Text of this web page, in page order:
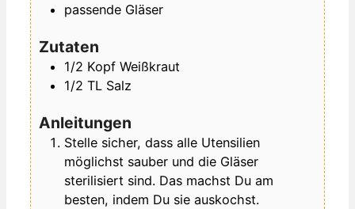
passende Gläser
Zutaten
1/2 Kopf Weißkraut
1/2 TL Salz
Anleitungen
Stelle sicher, dass alle Utensilien
möglichst sauber und die Gläser
sterilisiert sind. Das machst Du am
besten, indem Du sie auskochst.